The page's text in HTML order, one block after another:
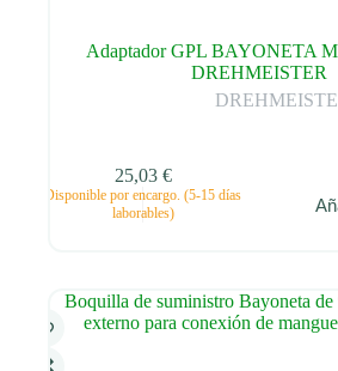
Adaptador GPL BAYONETA
DREHMEISTER
25,03 €
Disponible por encargo. (5-15 días
laborables)